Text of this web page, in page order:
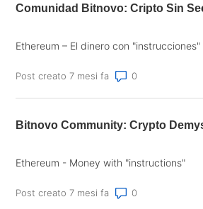
Comunidad Bitnovo: Cripto Sin
Ethereum – El dinero con "instrucciones"
Post creato 7 mesi fa
Bitnovo Community: Crypto
Ethereum - Money with "instructions"
Post creato 7 mesi fa